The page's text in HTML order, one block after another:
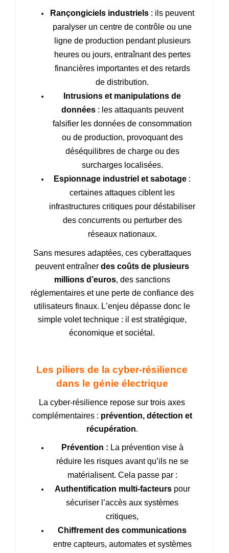
Rançongiciels industriels : ils peuvent
paralyser un centre de contrôle ou une
ligne de production pendant plusieurs
heures ou jours, entraînant des pertes
financières importantes et des retards
de distribution.
Intrusions et manipulations de
données: les attaquants peuvent
falsifier les données de consommation
ou de production, provoquant des
déséquilibres de charge ou des
surcharges localisées.
Espionnage industriel et sabotage :
certaines attaques ciblent les
infrastructures critiques pour déstabiliser
des concurrents ou perturber des
réseaux nationaux.
Sans mesures adaptées, ces cyberattaques
peuvent entraîner des coûts de plusieurs
millions d’euros, des sanctions
réglementaires et une perte de confiance des
utilisateurs finaux. L’enjeu dépasse donc le
simple volet technique : il est stratégique,
économique et sociétal.
Les piliers de la cyber‑résilience
dans le génie électrique
La cyber‑résilience repose sur trois axes
complémentaires : prévention, détection et
récupération.
Prévention : La prévention vise à
réduire les risques avant qu’ils ne se
matérialisent. Cela passe par :
Authentification multi‑facteurspour
sécuriser l’accès aux systèmes
critiques,
Chiffrement des communications
entre capteurs, automates et systèmes